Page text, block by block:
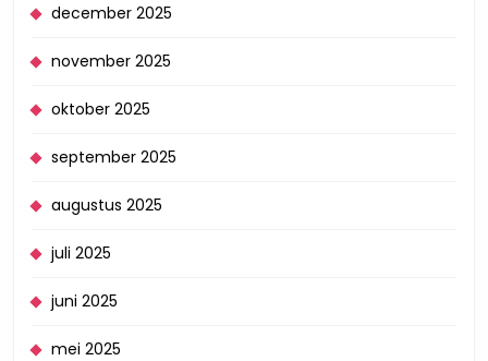
december 2025
november 2025
oktober 2025
september 2025
augustus 2025
juli 2025
juni 2025
mei 2025